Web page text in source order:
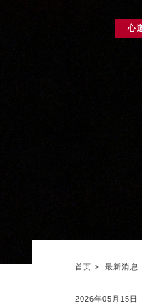
首页 最新消息
2026年05月15日
心